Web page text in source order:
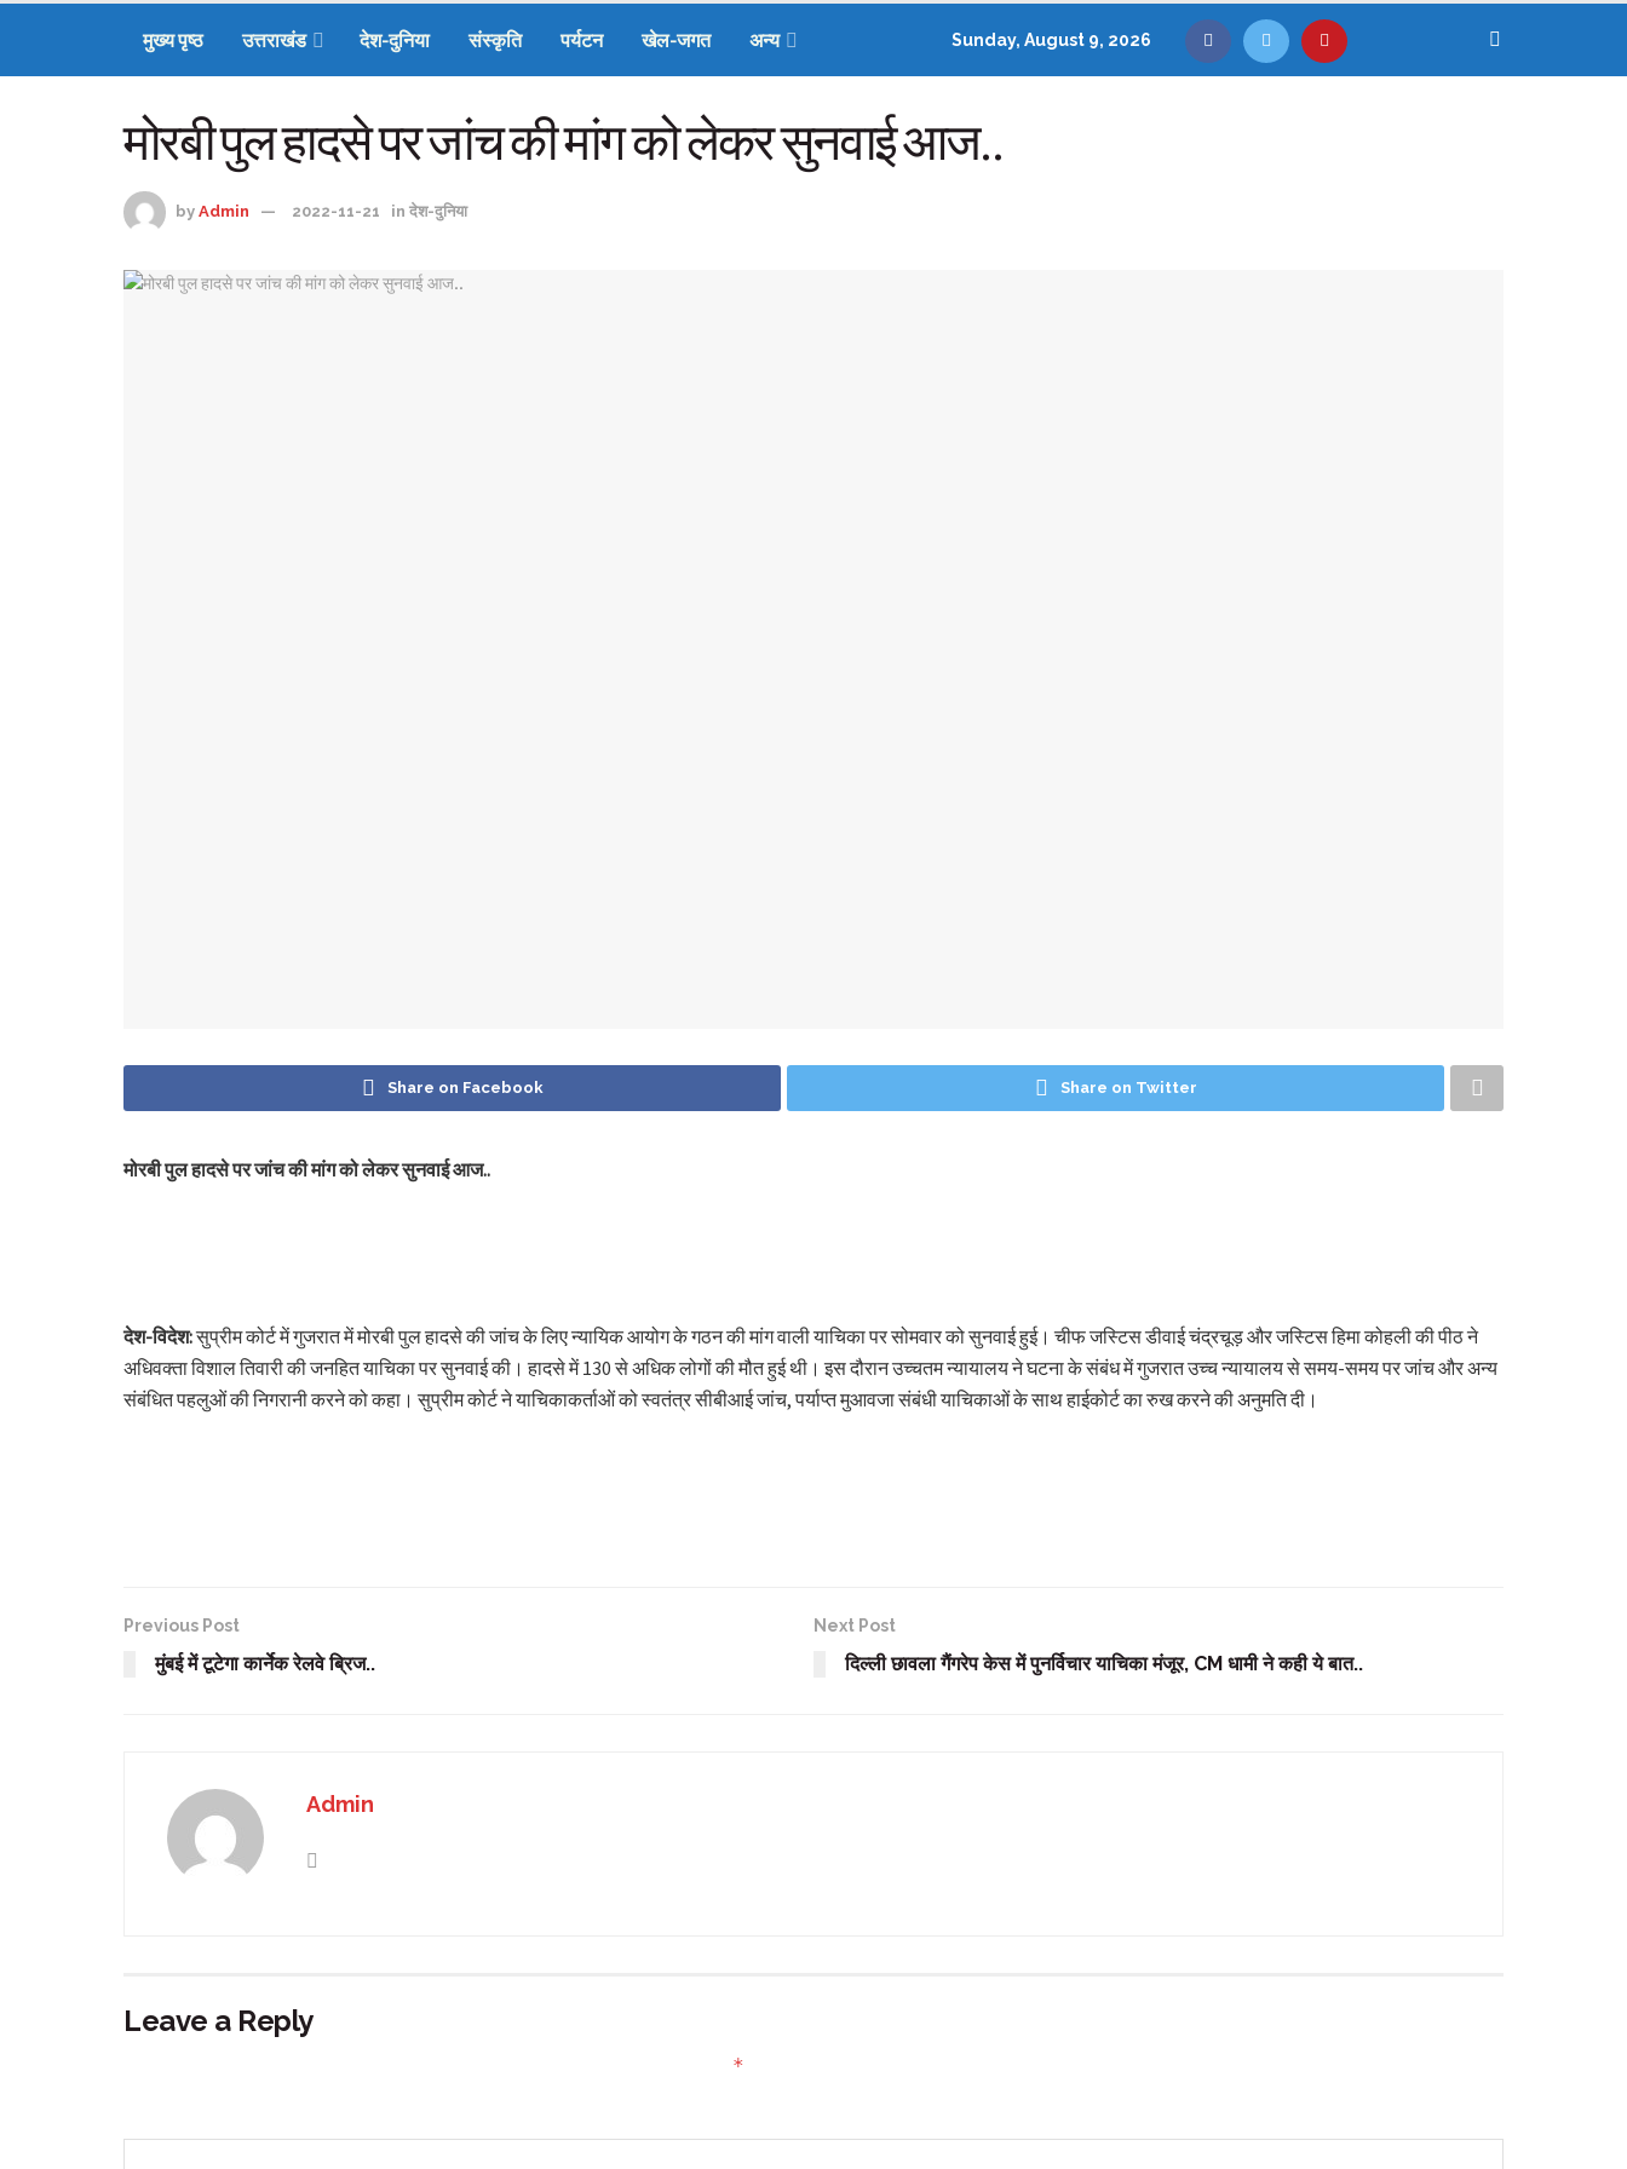
मुख्य पृष्ठ उत्तराखंड देश-दुनिया संस्कृति पर्यटन खेल-जगत अन्य Sunday, August 9, 2026
मोरबी पुल हादसे पर जांच की मांग को लेकर सुनवाई आज..
by Admin 2022-11-21 in देश-दुनिया
Share on Facebook Share on Twitter
मोरबी पुल हादसे पर जांच की मांग को लेकर सुनवाई आज..
देश-विदेश:सुप्रीम कोर्ट में गुजरात में मोरबी पुल हादसे की जांच के लिए न्यायिक आयोग के गठन की मांग वाली याचिका पर सोमवार को सुनवाई हुई। चीफ जस्टिस डीवाई चंद्रचूड़ और जस्टिस हिमा कोहली की पीठ ने
अधिवक्ता विशाल तिवारी की जनहित याचिका पर सुनवाई की। हादसे में 130 से अधिक लोगों की मौत हुई थी। इस दौरान उच्चतम न्यायालय ने घटना के संबंध में गुजरात उच्च न्यायालय से समय-समय पर जांच और अन्य
संबंधित पहलुओं की निगरानी करने को कहा। सुप्रीम कोर्ट ने याचिकाकर्ताओं को स्वतंत्र सीबीआई जांच, पर्याप्त मुआवजा संबंधी याचिकाओं के साथ हाईकोर्ट का रुख करने की अनुमति दी।
Previous Post
मुंबई में टूटेगा कार्नेक रेलवे ब्रिज..
Next Post
दिल्ली छावला गैंगरेप केस में पुनर्विचार याचिका मंजूर, CM धामी ने कही ये बात..
Admin
Leave a Reply
*